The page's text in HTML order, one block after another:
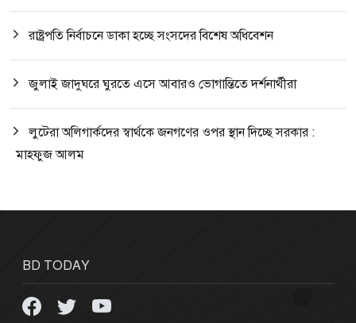
রাষ্ট্রপতি নির্বাচনে ডাকা হচ্ছে সংসদের বিশেষ অধিবেশন
জুলাই জাদুঘরে ঘুরতে এসে আবারও ভোগান্তিতে দর্শনার্থীরা
লুটেরা অলিগার্কদের স্বার্থকে জনগণের ওপর স্থান দিচ্ছে সরকার :
মাহফুজ আলম
BD TODAY